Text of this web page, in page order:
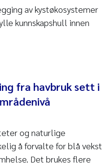
av kystøkosystemer
kunnskapshull innen
fra havbruk sett i
og naturlige
å forvalte for blå vekst
Det brukes flere